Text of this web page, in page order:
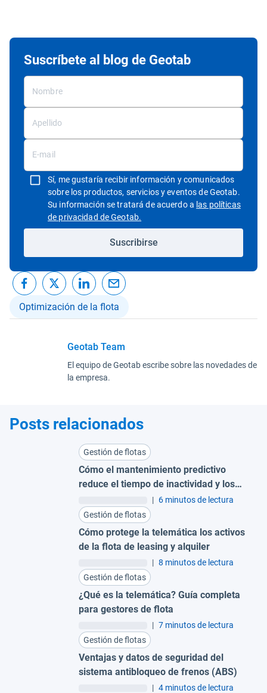
Suscríbete al blog de Geotab
Sí, me gustaría recibir información y comunicados
sobre los productos, servicios y eventos de Geotab.
Su información se tratará de acuerdo a las políticas
de privacidad de Geotab.
Suscribirse
Optimización de la flota
Geotab Team
El equipo de Geotab escribe sobre las novedades de
la empresa.
Posts relacionados
Gestión de flotas
Cómo el mantenimiento predictivo
reduce el tiempo de inactividad y los
costes para grandes flotas
| 6 minutos de lectura
Gestión de flotas
Cómo protege la telemática los activos
de la flota de leasing y alquiler
| 8 minutos de lectura
Gestión de flotas
¿Qué es la telemática? Guía completa
para gestores de flota
| 7 minutos de lectura
Gestión de flotas
Ventajas y datos de seguridad del
sistema antibloqueo de frenos (ABS)
| 4 minutos de lectura